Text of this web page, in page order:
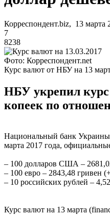
Корреспондент.biz, 13 марта
7
8238
Фото: Корреспондент.net
Курс валют от НБУ на 13
НБУ укрепил
копеек по
Национальный банк Украины
марта 2017 года,
– 100 долларов США –
– 100 евро – 2843,48 гривен
– 10 российских рублей –
Курс валют на 13 марта